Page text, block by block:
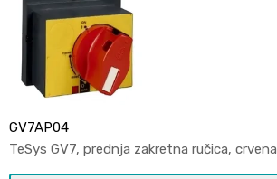
GV7AP04
TeSys GV7, prednja zakretna ručica, crvena